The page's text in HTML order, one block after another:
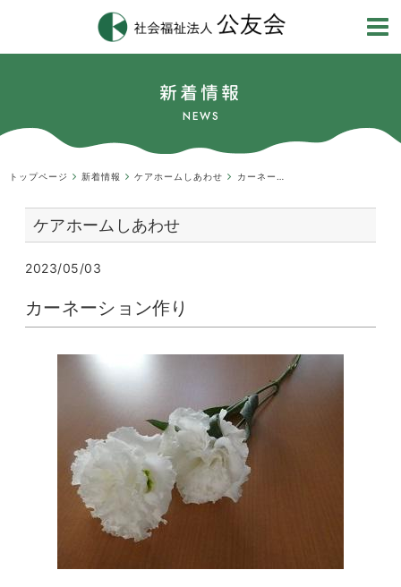
新着情報
NEWS
トップページ 新着情報 ケアホームしあわせ
ケアホームしあわせ
2023/05/03
カーネーション作り